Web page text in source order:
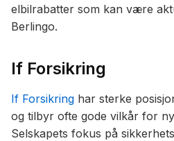
elbilrabatter som kan være
Berlingo.
If Forsikring
If Forsikring har sterke
og tilbyr ofte gode vilkår for
Selskapets fokus på